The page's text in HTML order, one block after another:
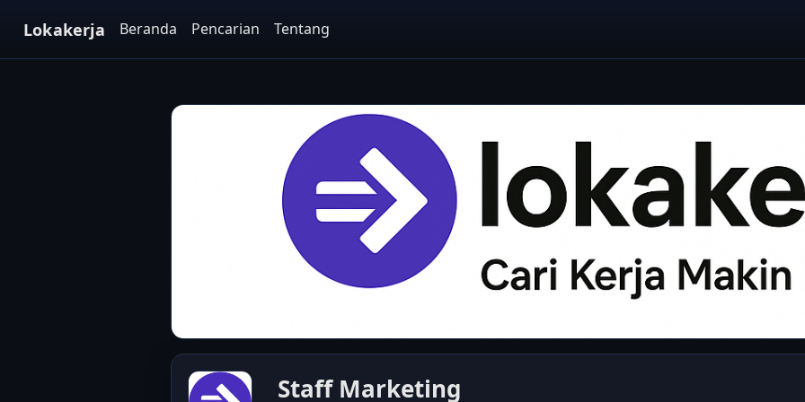
Lokakerja Beranda Pencarian Tentang
Staff Marketing